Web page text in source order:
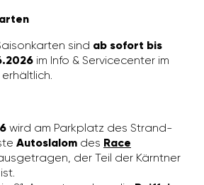
sind ab sofort bis
im Info & Service­center im
wird am Park­platz des Strand­
Autoslalom des Race
der Teil der Kärntner